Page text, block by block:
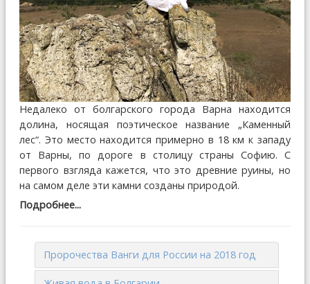
Недалеко от болгарского города Варна находится
долина, носящая поэтическое название „Каменный
лес“. Это место находится примерно в 18 км к западу
от Варны, по дороге в столицу страны Софию. С
первого взгляда кажется, что это древние руины, но
на самом деле эти камни созданы природой.
Подробнее...
Пророчества Ванги для России на 2018 год